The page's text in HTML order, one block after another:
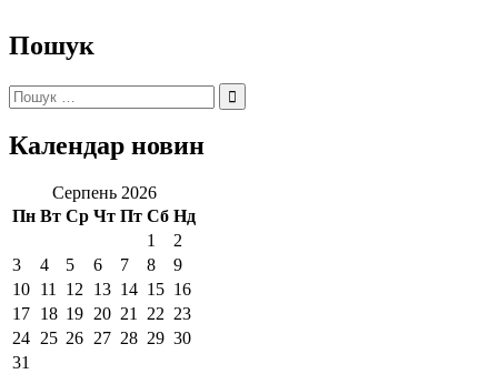
Пошук
Пошук:
Календар новин
Серпень 2026
Пн Вт Ср Чт Пт Сб Нд
1
2
3
4 5 6 7 8
9
10 11 12 13 14 15 16
17 18 19 20 21 22 23
24 25 26 27 28 29 30
31